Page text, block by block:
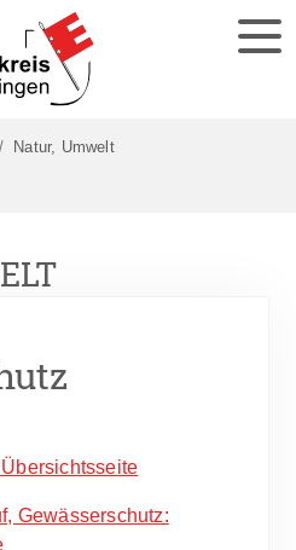
Natur, Umwelt
Gewässerschutz: